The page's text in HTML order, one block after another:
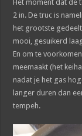
Het moment dat de
2 in. De truc is
het grootste
mooi, gesuikerd
En om te
meemaakt (het
nadat je het gas
langer duren dan
tempeh.